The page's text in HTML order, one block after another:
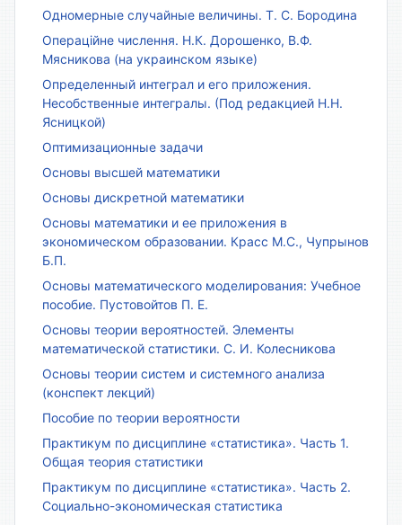
Одномерные случайные величины. Т. С. Бородина
Операційне числення. Н.К. Дорошенко, В.Ф.
Мясникова (на украинском языке)
Определенный интеграл и его приложения.
Несобственные интегралы. (Под редакцией Н.Н.
Ясницкой)
Оптимизационные задачи
Основы высшей математики
Основы дискретной математики
Основы математики и ее приложения в
экономическом образовании. Красс М.С., Чупрынов
Б.П.
Основы математического моделирования: Учебное
пособие. Пустовойтов П. Е.
Основы теории вероятностей. Элементы
математической статистики. С. И. Колесникова
Основы теории систем и системного анализа
(конспект лекций)
Пособие по теории вероятности
Практикум по дисциплине «статистика». Часть 1.
Общая теория статистики
Практикум по дисциплине «статистика». Часть 2.
Социально-экономическая статистика